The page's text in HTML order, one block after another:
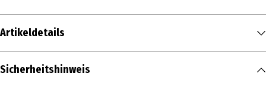
Artikeldetails
Inhalt
Sicherheitshinweis